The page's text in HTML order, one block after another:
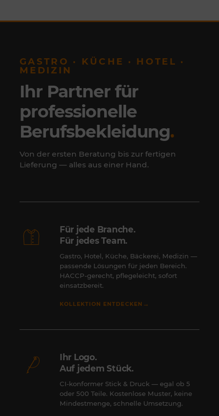
GASTRO · KÜCHE · HOTEL ·
MEDIZIN
Ihr Partner für
professionelle
Berufsbekleidung.
Von der ersten Beratung bis zur fertigen
Lieferung — alles aus einer Hand.
Für jede Branche.
Für jedes Team.
Gastro, Hotel, Küche, Bäckerei, Medizin —
passende Lösungen für jeden Bereich.
HACCP-gerecht, pflegeleicht, sofort
einsatzbereit.
KOLLEKTION ENTDECKEN →
Ihr Logo.
Auf jedem Stück.
CI-konformer Stick & Druck — egal ob 5
oder 500 Teile. Kostenlose Muster, keine
Mindestmenge, schnelle Umsetzung.